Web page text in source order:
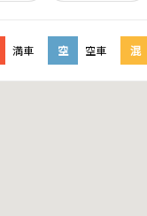
満車 空 空車 混